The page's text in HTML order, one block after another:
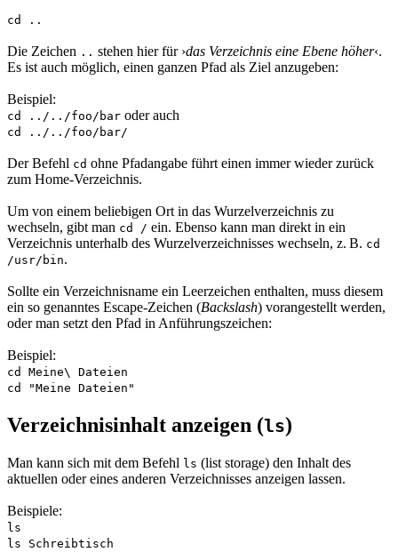
cd ..
Die Zeichen .. stehen hier für ›das Verzeichnis eine Ebene höher‹.
Es ist auch möglich, einen ganzen Pfad als Ziel anzugeben:
Beispiel:
cd ../../foo/bar oder auch
cd ../../foo/bar/
Der Befehl cd ohne Pfadangabe führt einen immer wieder zurück
zum Home-Verzeichnis.
Um von einem beliebigen Ort in das Wurzelverzeichnis zu
wechseln, gibt man cd / ein. Ebenso kann man direkt in ein
Verzeichnis unterhalb des Wurzelverzeichnisses wechseln, z. B. cd
/usr/bin.
Sollte ein Verzeichnisname ein Leerzeichen enthalten, muss diesem
ein so genanntes Escape-Zeichen (Backslash) vorangestellt werden,
oder man setzt den Pfad in Anführungszeichen:
Beispiel:
cd Meine\ Dateien
cd "Meine Dateien"
Verzeichnisinhalt anzeigen (ls)
Man kann sich mit dem Befehl ls (list storage) den Inhalt des
aktuellen oder eines anderen Verzeichnisses anzeigen lassen.
Beispiele:
ls
ls Schreibtisch